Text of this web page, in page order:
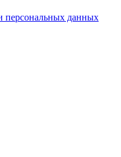
персональных данных